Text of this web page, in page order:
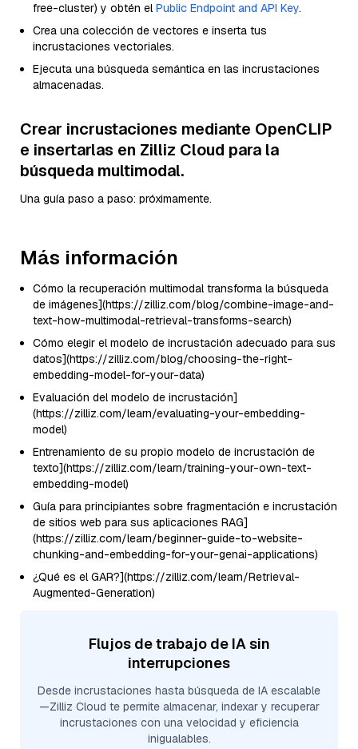
free-cluster) y obtén elPublic Endpoint and API Key.
Crea una colección de vectores e inserta tus
incrustaciones vectoriales.
Ejecuta una búsqueda semántica en las incrustaciones
almacenadas.
Crear incrustaciones mediante OpenCLIP
e insertarlas en Zilliz Cloud para la
búsqueda multimodal.
Una guía paso a paso: próximamente.
Más información
Cómo la recuperación multimodal transforma la búsqueda
de imágenes](https://zilliz.com/blog/combine-image-and-
text-how-multimodal-retrieval-transforms-search)
Cómo elegir el modelo de incrustación adecuado para sus
datos](https://zilliz.com/blog/choosing-the-right-
embedding-model-for-your-data)
Evaluación del modelo de incrustación]
(https://zilliz.com/learn/evaluating-your-embedding-
model)
Entrenamiento de su propio modelo de incrustación de
texto](https://zilliz.com/learn/training-your-own-text-
embedding-model)
Guía para principiantes sobre fragmentación e incrustación
de sitios web para sus aplicaciones RAG]
(https://zilliz.com/learn/beginner-guide-to-website-
chunking-and-embedding-for-your-genai-applications)
¿Qué es el GAR?](https://zilliz.com/learn/Retrieval-
Augmented-Generation)
Flujos de trabajo de IA sin
interrupciones
Desde incrustaciones hasta búsqueda de IA escalable
—Zilliz Cloud te permite almacenar, indexar y recuperar
incrustaciones con una velocidad y eficiencia
inigualables.